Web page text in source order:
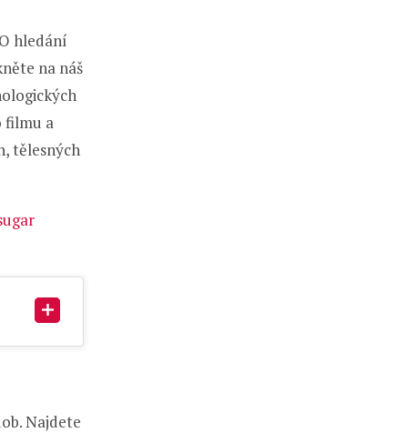
hledání
na náš
filmu a
tělesných
Najdete